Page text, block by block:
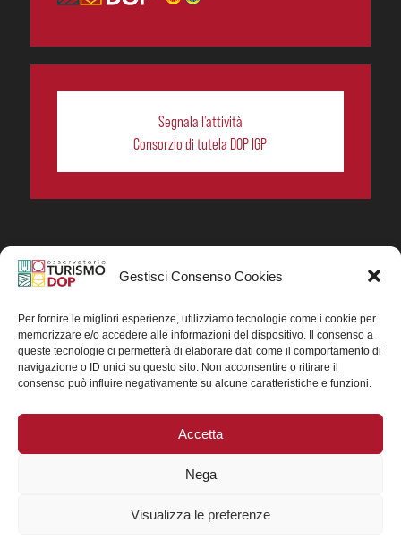
Gestisci Consenso Cookies
Per fornire le migliori esperienze, utilizziamo tecnologie come i cookie per
memorizzare e/o accedere alle informazioni del dispositivo. Il consenso a
queste tecnologie ci permetterà di elaborare dati come il comportamento di
navigazione o ID unici su questo sito. Non acconsentire o ritirare il
consenso può influire negativamente su alcune caratteristiche e funzioni.
Accetta
Nega
Visualizza le preferenze
Segnala l’attività
Consorzio di tutela DOP IGP
In collaborazione ORIGIN ITALIA.
del turismo enogastronomico dei prodotti DOP IGP
italiani.
Concessione contributo MASAF DM n. 0311719 del
15/06/2023
Concessione contributo MASAF, DM n. 0016662 del
15/01/2025 (CUP J88H24002560007)